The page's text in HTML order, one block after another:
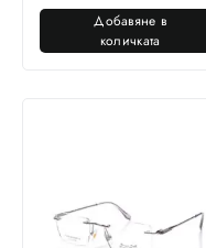
Добавяне в
количката